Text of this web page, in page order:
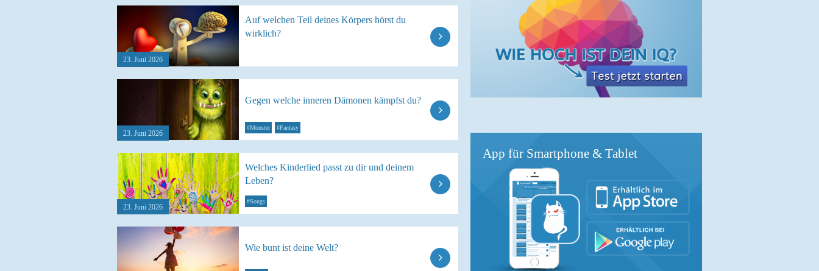
23. Juni 2026
Auf welchen Teil deines Körpers hörst du
wirklich?
23. Juni 2026
Gegen welche inneren Dämonen kämpfst du?
#Monster #Fantasy
23. Juni 2026
Welches Kinderlied passt zu dir und deinem
Leben?
#Songs
Wie bunt ist deine Welt?
App für Smartphone & Tablet